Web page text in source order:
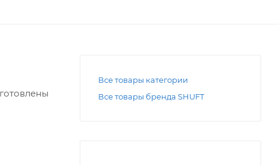
Все товары категории
Все товары бренда SHUFT